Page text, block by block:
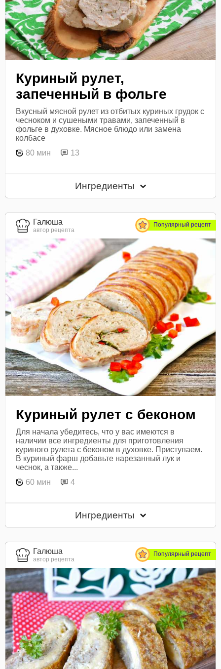
Куриный рулет,
запеченный в фольге
Вкусный мясной рулет из отбитых куриных грудок с
чесноком и сушеными травами, запеченный в
фольге в духовке. Мясное блюдо или замена
колбасе
80 мин
13
Ингредиенты
Галюша
автор рецепта
Популярный рецепт
Куриный рулет с беконом
Для начала убедитесь, что у вас имеются в
наличии все ингредиенты для приготовления
куриного рулета с беконом в духовке. Приступаем.
В куриный фарш добавьте нарезанный лук и
чеснок, а также...
60 мин
4
Ингредиенты
Галюша
автор рецепта
Популярный рецепт